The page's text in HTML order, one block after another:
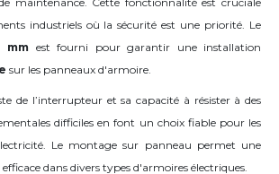
industriels où la sécurité est une priorité. Le
mm est fourni pour garantir une installation
sur les panneaux d'armoire.
de l’interrupteur et sa capacité à résister à des
difficiles en font un choix fiable pour les
Le montage sur panneau permet une
dans divers types d'armoires électriques.